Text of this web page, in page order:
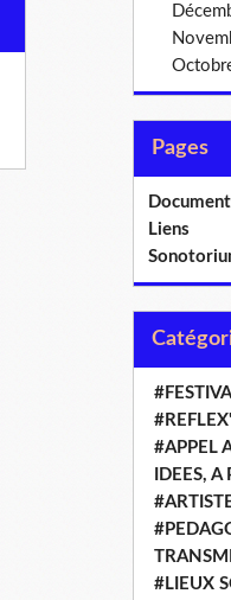
Pages
Liens
#APPEL
IDEES,
#LIEUX